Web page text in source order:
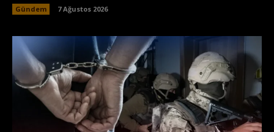
Gündem 7 Ağustos 2026